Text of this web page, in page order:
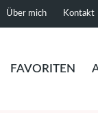
Über mich Kontakt
FAVORITEN